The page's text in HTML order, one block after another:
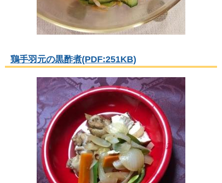
鶏手羽元の黒酢煮(PDF:251KB)